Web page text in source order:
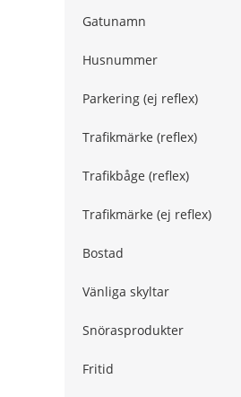
Gatunamn
Husnummer
Parkering (ej reflex)
Trafikmärke (reflex)
Trafikbåge (reflex)
Trafikmärke (ej reflex)
Bostad
Vänliga skyltar
Snörasprodukter
Fritid